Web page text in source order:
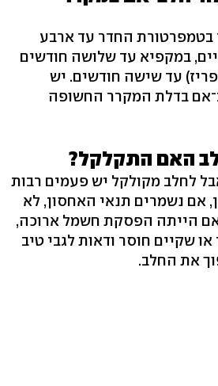
בטמפרטורת החדר עד ארבע
במקפיא עד שלושה חודשים
עד שישה חודשים. יש
בדלת המקרר החשופה
האם התקלקל?
לחלב מקולקל יש פעמים רבות
אם נשמרים תנאי האחסון, לא
הייתה הפסקת חשמל ארוכה,
שקיים חוסר ודאות לגבי טיב
את החלב.